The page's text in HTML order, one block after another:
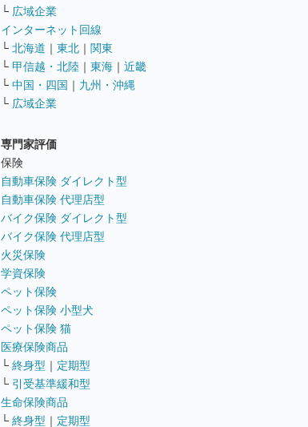
└ 広域企業
インターネット回線
└ 北海道 ｜ 東北 ｜ 関東
└ 甲信越・北陸 ｜ 東海 ｜ 近畿
└ 中国・四国 ｜ 九州・沖縄
└ 広域企業
専門家評価
保険
自動車保険 ダイレクト型
自動車保険 代理店型
バイク保険 ダイレクト型
バイク保険 代理店型
火災保険
学資保険
ペット保険
ペット保険 小型犬
ペット保険 猫
医療保険商品
└ 終身型 ｜ 定期型
└ 引受基準緩和型
生命保険商品
└ 終身型 ｜ 定期型